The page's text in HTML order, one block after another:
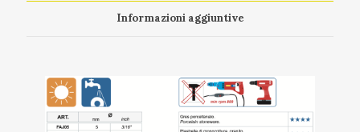
Informazioni aggiuntive